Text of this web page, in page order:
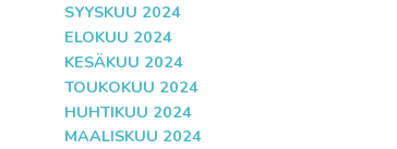
SYYSKUU 2024
ELOKUU 2024
KESÄKUU 2024
TOUKOKUU 2024
HUHTIKUU 2024
MAALISKUU 2024